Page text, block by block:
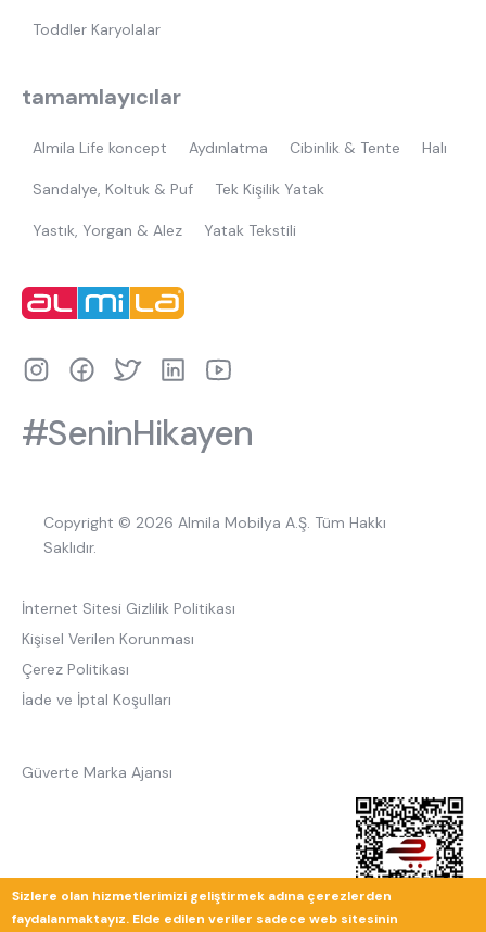
Toddler Karyolalar
tamamlayıcılar
Almila Life koncept Aydınlatma Cibinlik & Tente Halı
Sandalye, Koltuk & Puf Tek Kişilik Yatak
Yastık, Yorgan & Alez Yatak Tekstili
#SeninHikayen
Copyright © 2026 Almila Mobilya A.Ş. Tüm Hakkı
Saklıdır.
İnternet Sitesi Gizlilik Politikası
Kişisel Verilen Korunması
Çerez Politikası
İade ve İptal Koşulları
Güverte Marka Ajansı
Sizlere olan hizmetlerimizi geliştirmek adına çerezlerden
faydalanmaktayız. Elde edilen veriler sadece web sitesinin